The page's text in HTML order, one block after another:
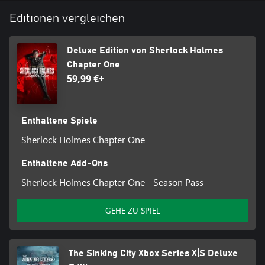
Auf welcher Seite der Gerechtigkeit wirst du stehen? Und wohin
Editionen vergleichen
Deluxe Edition von Sherlock Holmes
Chapter One
59,99 €+
Enthaltene Spiele
Sherlock Holmes Chapter One
Enthaltene Add-Ons
Sherlock Holmes Chapter One - Season Pass
GEHE ZU SPIEL
The Sinking City Xbox Series X|S Deluxe